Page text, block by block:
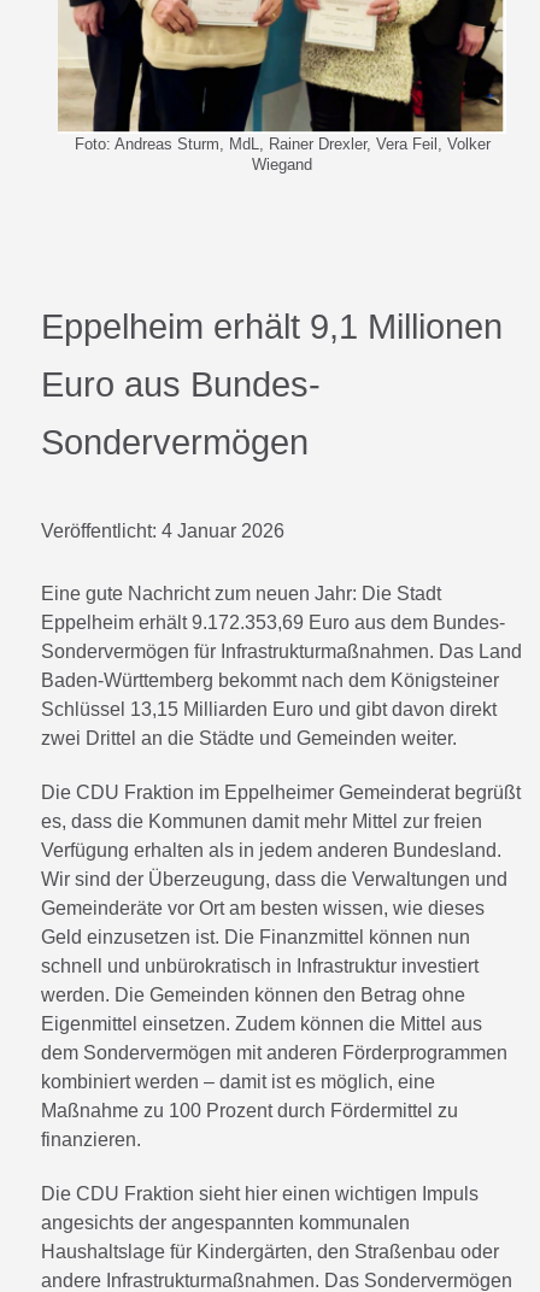
Foto: Andreas Sturm, MdL, Rainer Drexler, Vera Feil, Volker
Wiegand
Eppelheim erhält 9,1 Millionen
Euro aus Bundes-
Sondervermögen
Veröffentlicht: 4 Januar 2026
Eine gute Nachricht zum neuen Jahr: Die Stadt
Eppelheim erhält 9.172.353,69 Euro aus dem Bundes-
Sondervermögen für Infrastrukturmaßnahmen. Das Land
Baden-Württemberg bekommt nach dem Königsteiner
Schlüssel 13,15 Milliarden Euro und gibt davon direkt
zwei Drittel an die Städte und Gemeinden weiter.
Die CDU Fraktion im Eppelheimer Gemeinderat begrüßt
es, dass die Kommunen damit mehr Mittel zur freien
Verfügung erhalten als in jedem anderen Bundesland.
Wir sind der Überzeugung, dass die Verwaltungen und
Gemeinderäte vor Ort am besten wissen, wie dieses
Geld einzusetzen ist. Die Finanzmittel können nun
schnell und unbürokratisch in Infrastruktur investiert
werden. Die Gemeinden können den Betrag ohne
Eigenmittel einsetzen. Zudem können die Mittel aus
dem Sondervermögen mit anderen Förderprogrammen
kombiniert werden – damit ist es möglich, eine
Maßnahme zu 100 Prozent durch Fördermittel zu
finanzieren.
Die CDU Fraktion sieht hier einen wichtigen Impuls
angesichts der angespannten kommunalen
Haushaltslage für Kindergärten, den Straßenbau oder
andere Infrastrukturmaßnahmen. Das Sondervermögen